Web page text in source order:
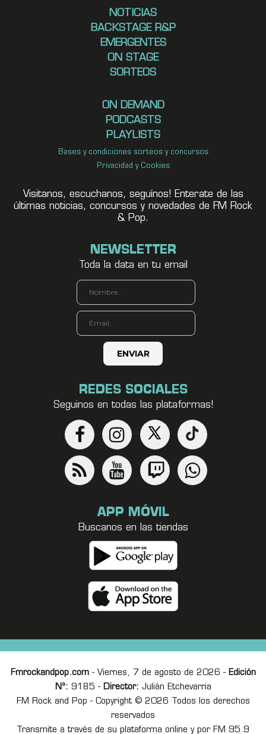
NOTICIAS
BACKSTAGE R&P
EMERGENTES
ON STAGE
SORTEOS
ON DEMAND
PODCASTS
PLAYLISTS
Bases y condiciones sorteos y concursos
Privacidad y Cookies
Visitanos, escuchanos, seguínos! Enterate de las
últimas noticias, concursos y novedades de FM Rock
& Pop.
NEWSLETTER
Toda la data en tu email
REDES SOCIALES
Seguinos en todas las plataformas!
APP MÓVIL
Buscanos en las tiendas
Fmrockandpop.com- Viernes, 7 de agosto de 2026 - Edición
Nº: 9185 - Director: Julián Etchevarria
FM Rock and Pop - Copyright © 2026 Todos los derechos
reservados
Transmite a través de su plataforma online y por FM 95.9